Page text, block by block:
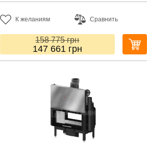
К желаниям Сравнить
158 775грн
147 661 грн